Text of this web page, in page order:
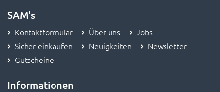
SAM's
Kontaktformular Über uns
Jobs
Sicher einkaufen
Neuigkeiten
Newsletter
Gutscheine
Informationen